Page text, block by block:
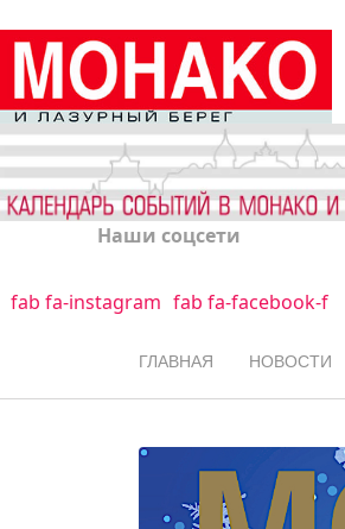
Наши соцсети
fab fa-instagram fab fa-facebook-f
ГЛАВНАЯ НОВОСТИ